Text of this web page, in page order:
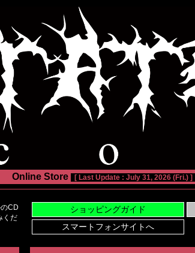
Online Store [ Last Update : July 31, 2026 (Fri.) ]
CD
くだ